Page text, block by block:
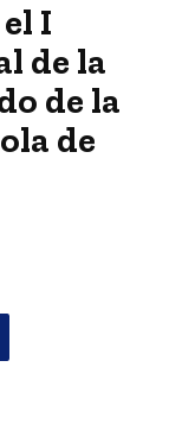
I
de la
de la
de